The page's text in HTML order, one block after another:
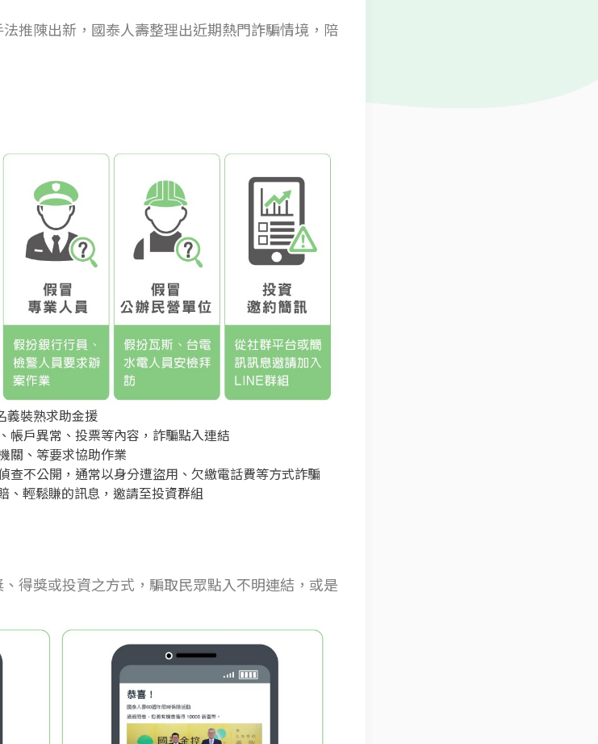
推陳出新，國泰人壽整理出近期熱門詐騙情境，陪
義裝熟求助金援
帳戶異常、投票等內容，詐騙點入連結
關、等要求協助作業
查不公開，通常以身分遭盜用、欠繳電話費等方式詐騙
、輕鬆賺的訊息，邀請至投資群組
得獎或投資之方式，騙取民眾點入不明連結，或是